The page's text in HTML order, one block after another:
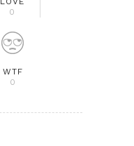
0
WTF
0